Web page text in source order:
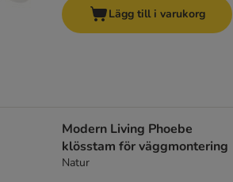
Lägg till i varukorg
Modern Living Phoebe
klösstam för väggmontering
Natur